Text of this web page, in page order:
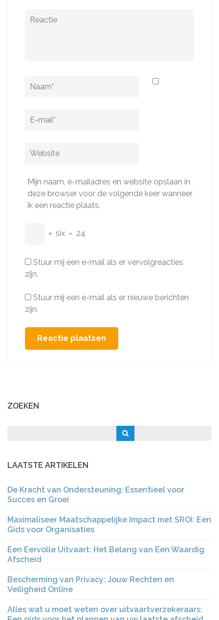
Reactie
Naam
E-
Website
Mijn naam, e-mailadres en website opslaan in
deze browser voor de volgende keer wanneer
ik een reactie plaats.
× six = 24
Stuur mij een e-mail als er vervolgreacties
zijn.
Stuur mij een e-mail als er nieuwe berichten
zijn.
ZOEKEN
LAATSTE ARTIKELEN
De Kracht van Ondersteuning: Essentieel voor
Succes en Groei
Maximaliseer Maatschappelijke Impact met SROI: Een
Gids voor Organisaties
Een Eervolle Uitvaart: Het Belang van Een Waardig
Afscheid
Bescherming van Privacy: Jouw Rechten en
Veiligheid Online
Alles wat u moet weten over uitvaartverzekeraars: